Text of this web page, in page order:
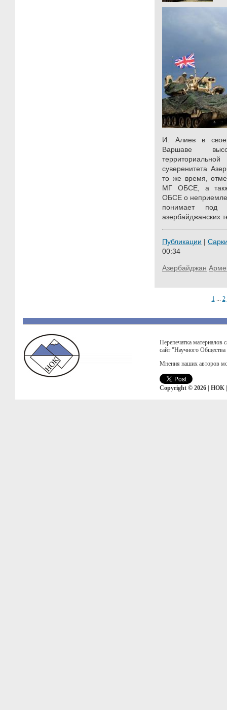
И. Алиев в
Варшаве
суверенитета
то же время,
МГ ОБСЕ, а
ОБСЕ о
понимает под
азербайджанских
Публикации |
00:34
Азербайджан
1... 2
Перепечатка материалов
сайт "Научного
Мнения наших авторов
Copyright © 2026 | НОК